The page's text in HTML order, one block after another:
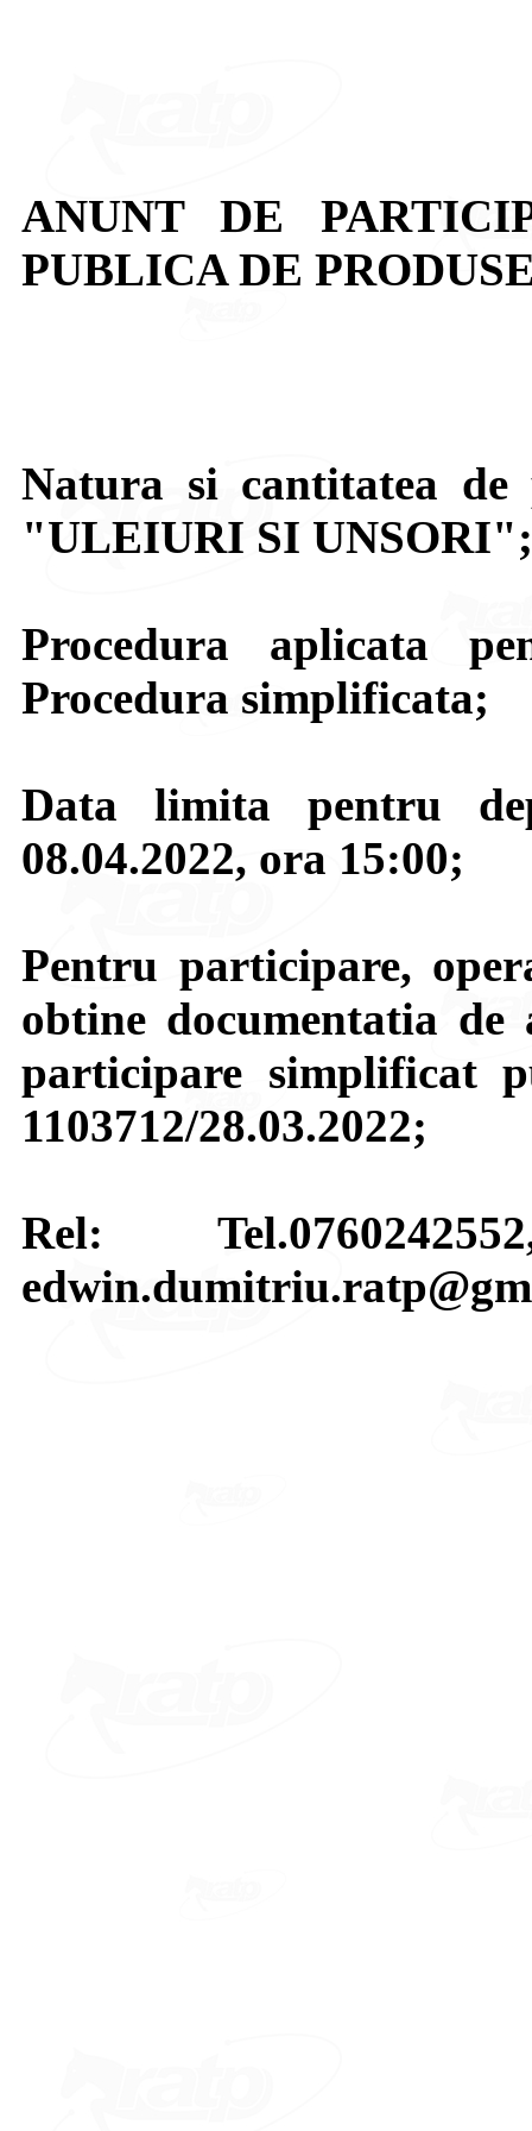
ANUNT DE
PUBLICA DE
Natura si cantitatea de
"ULEIURI SI UNSORI";
Procedura aplicata
Procedura simplificata;
Data limita pentru
08.04.2022, ora 15:00;
Pentru participare,
obtine documentatia
participare simplificat
1103712/28.03.2022;
Rel: